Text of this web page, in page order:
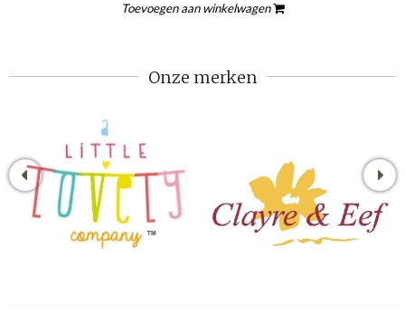
Toevoegen aan winkelwagen
Onze merken